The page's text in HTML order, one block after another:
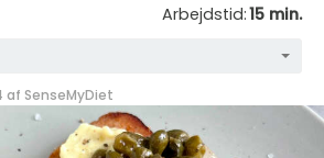
Arbejdstid:15 min.
af SenseMyDiet